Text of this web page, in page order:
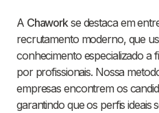
A Chaworkse destaca em
recrutamento moderno, que
conhecimento especializado a
por profissionais. Nossa
empresas encontrem os
garantindo que os perfis ideais